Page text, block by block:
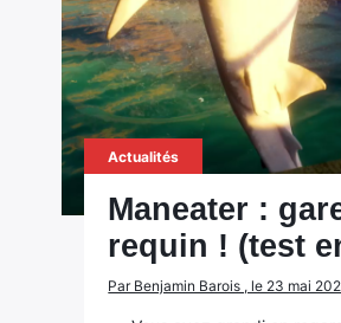
Actualités
Maneater :
requin ! (test
Par Benjamin Barois , le 23 mai